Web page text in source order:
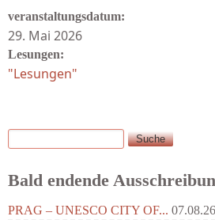
veranstaltungsdatum:
29. Mai 2026
Lesungen:
"Lesungen"
Suchformular
Suche
Bald endende
PRAG – UNESCO CITY OF... 07.08.26